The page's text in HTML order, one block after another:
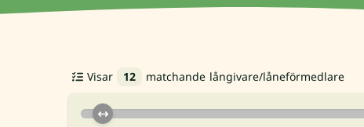
Visar 12 matchande långivare/låneförmedlare